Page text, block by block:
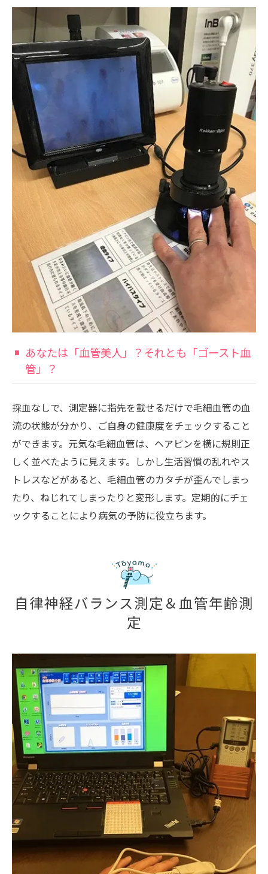
あなたは「血管美人」？それとも「ゴースト血
管」？
採血なしで、測定器に指先を載せるだけで毛細血管の血
流の状態が分かり、ご自身の健康度をチェックすること
ができます。元気な毛細血管は、ヘアピンを横に規則正
しく並べたように見えます。しかし生活習慣の乱れやス
トレスなどがあると、毛細血管のカタチが歪んでしまっ
たり、ねじれてしまったりと変形します。定期的にチェ
ックすることにより病気の予防に役立ちます。
自律神経バランス測定＆血管年齢測
定